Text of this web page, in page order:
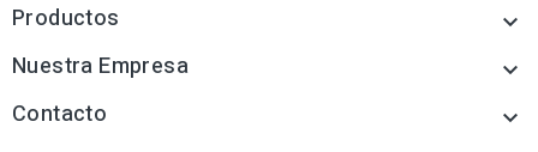
Productos 
Nuestra Empresa 
Contacto 